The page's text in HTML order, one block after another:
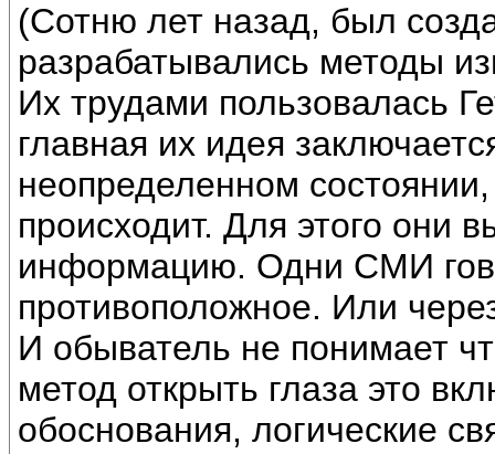
(Сотню лет назад, был
разрабатывались методы
Их трудами пользовалась
главная их идея
неопределенном
происходит. Для этого они
информацию. Одни СМИ
противоположное. Или
И обыватель не понимает
метод открыть глаза это
обоснования, логические